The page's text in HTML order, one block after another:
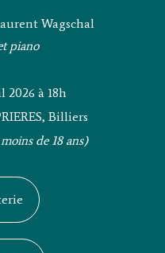
Wagschal
piano
2026 à 18h
Billiers
de 18 ans)